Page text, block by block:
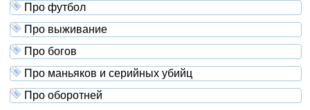
Про футбол
Про выживание
Про богов
Про маньяков и серийных убийц
Про оборотней